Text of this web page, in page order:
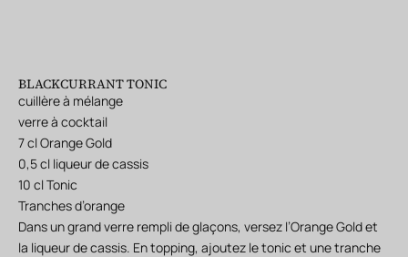
BLACKCURRANT TONIC
cuillère à mélange
verre à cocktail
7 cl Orange Gold
0,5 cl liqueur de cassis
10 cl Tonic
Tranches d’orange
Dans un grand verre rempli de glaçons, versez l’Orange Gold et
la liqueur de cassis. En topping, ajoutez le tonic et une tranche